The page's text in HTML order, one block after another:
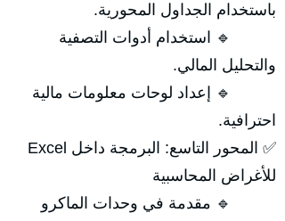
باستخدام الجداول المحورية.
🔹 استخدام أدوات التصفية
والتحليل المالي.
🔹 إعداد لوحات معلومات مالية
احترافية.
✅ المحور التاسع: البرمجة داخل Excel
للأغراض المحاسبية
🔹 مقدمة في وحدات الماكرو